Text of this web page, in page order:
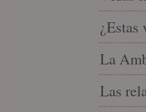
¿Estas
La
Las